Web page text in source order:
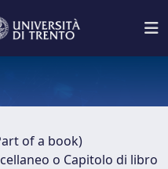
of a book)
o Capitolo di libro